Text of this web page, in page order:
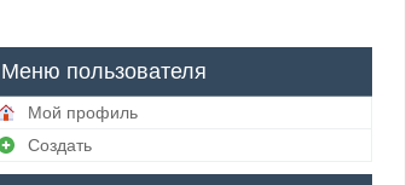
Меню пользователя
Мой профиль
Создать